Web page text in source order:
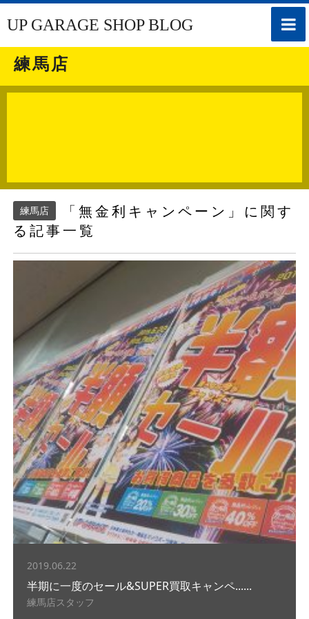
toggle
UP GARAGE SHOP BLOG
練馬店
練馬店
「無金利キャンペーン」に関す
る記事一覧
2019.06.22
半期に一度のセール&SUPER買取キャンペ......
練馬店スタッフ